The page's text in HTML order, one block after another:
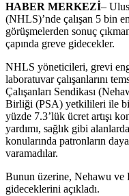
HABER MERKEZİ–
(NHLS)’nde çalışan 5 bin
görüşmelerden sonuç
çapında greve gidecekler.
NHLS yöneticileri, grevi
laboratuvar çalışanlarını
Çalışanları Sendikası
Birliği (PSA) yetkilileri ile
yüzde 7.3’lük ücret artışı
yardımı, sağlık gibi
konularında patronların
varamadılar.
Bunun üzerine, Nehawu ve
gideceklerini açıkladı.